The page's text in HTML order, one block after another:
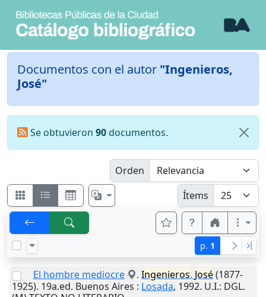
Documentos con el autor "Ingenieros,
José"
Se obtuvieron 90documentos.
Orden
Ítems
p. 1
El hombre mediocre . Ingenieros, José(1877-
1925). 19a.ed. Buenos Aires : Losada, 1992. U.I.: DGL.